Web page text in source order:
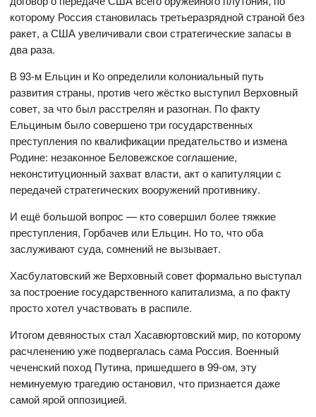
которому Россия становилась третьеразрядной страной без
ракет, а США увеличивали свои стратегические запасы в
два раза.
В 93-м Ельцин и Ко определили колониальный путь
развития страны, против чего жёстко выступил Верховный
совет, за что был расстрелян и разогнан. По факту
Ельциным было совершено три государственных
преступления по квалификации предательство и измена
Родине: незаконное Беловежское соглашение,
неконституционный захват власти, акт о капитуляции с
передачей стратегических вооружений противнику.
И ещё большой вопрос — кто совершил более тяжкие
преступления, Горбачев или Ельцин. Но то, что оба
заслуживают суда, сомнений не вызывает.
Хасбулатовский же Верховный совет формально выступал
за построение государственного капитализма, а по факту
просто хотел участвовать в распиле.
Итогом девяностых стал Хасавюртовский мир, по которому
расчленению уже подвергалась сама Россия. Военный
чеченский поход Путина, пришедшего в 99-ом, эту
неминуемую трагедию остановил, что признается даже
самой ярой оппозицией.